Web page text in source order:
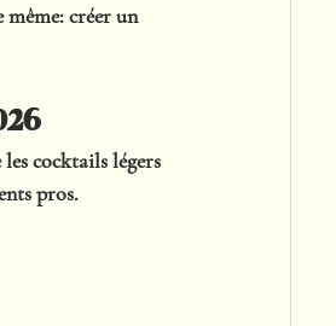
même: créer un
cocktails légers
pros.